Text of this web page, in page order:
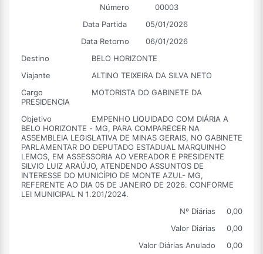
Número
00003
Data Partida
05/01/2026
Data Retorno
06/01/2026
Destino
BELO HORIZONTE
Viajante
ALTINO TEIXEIRA DA SILVA NETO
Cargo
MOTORISTA DO GABINETE DA
PRESIDENCIA
Objetivo
EMPENHO LIQUIDADO COM DIÁRIA A
BELO HORIZONTE - MG, PARA COMPARECER NA
ASSEMBLEIA LEGISLATIVA DE MINAS GERAIS, NO GABINETE
PARLAMENTAR DO DEPUTADO ESTADUAL MARQUINHO
LEMOS, EM ASSESSORIA AO VEREADOR E PRESIDENTE
SILVIO LUIZ ARAÚJO, ATENDENDO ASSUNTOS DE
INTERESSE DO MUNICÍPIO DE MONTE AZUL- MG,
REFERENTE AO DIA 05 DE JANEIRO DE 2026. CONFORME
LEI MUNICIPAL N 1.201/2024.
Nº Diárias
0,00
Valor Diárias
0,00
Valor Diárias Anulado
0,00